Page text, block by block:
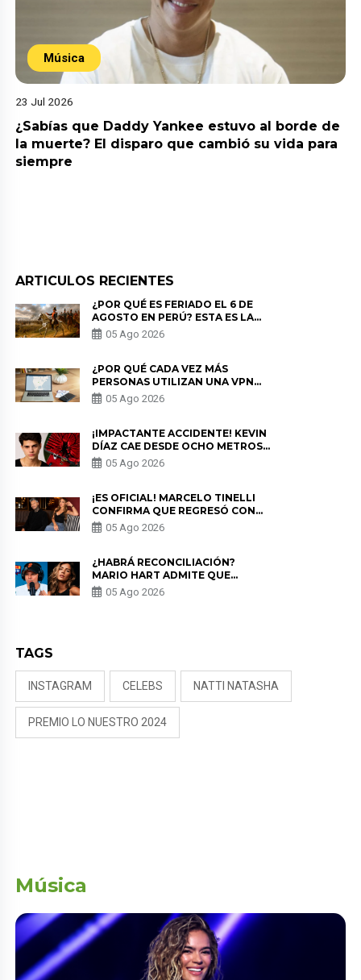
Música
23 Jul 2026
¿Sabías que Daddy Yankee estuvo al borde de
la muerte? El disparo que cambió su vida para
siempre
ARTICULOS RECIENTES
¿POR QUÉ ES FERIADO EL 6 DE
AGOSTO EN PERÚ? ESTA ES LA
HISTORIA
05 Ago 2026
¿POR QUÉ CADA VEZ MÁS
PERSONAS UTILIZAN UNA VPN
PARA PROTEGER SU
PRIVACIDAD?
05 Ago 2026
¡IMPACTANTE ACCIDENTE! KEVIN
DÍAZ CAE DESDE OCHO METROS
EN “ESTO ES GUERRA” Y GENERA
PREOCUPACIÓN
05 Ago 2026
¡ES OFICIAL! MARCELO TINELLI
CONFIRMA QUE REGRESÓ CON
MILETT FIGUEROA: “EL AMOR
PUDO MÁS”
05 Ago 2026
¿HABRÁ RECONCILIACIÓN?
MARIO HART ADMITE QUE
PODRÍA VOLVER CON KORINA
RIVADENEIRA: “NO LE CERRARÍA
05 Ago 2026
TAGS
INSTAGRAM CELEBS NATTI NATASHA
PREMIO LO NUESTRO 2024
Música